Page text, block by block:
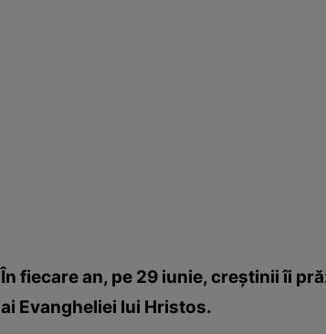
În fiecare an, pe 29 iunie, creştinii îi
ai Evangheliei lui Hristos.